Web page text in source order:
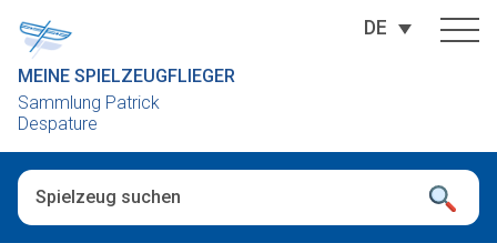
MEINE SPIELZEUGFLIEGER
Sammlung Patrick
Despature
DE